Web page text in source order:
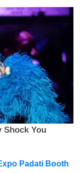
Padati Booth